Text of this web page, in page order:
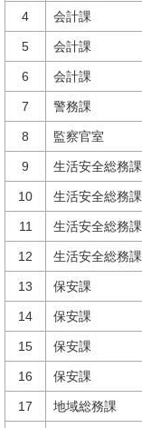
4 会計課
5 会計課
6 会計課
7 警務課
8 監察官室
9 生活安全総務課
10 生活安全総務課
11 生活安全総務課
12 生活安全総務課
13 保安課
14 保安課
15 保安課
16 保安課
17 地域総務課